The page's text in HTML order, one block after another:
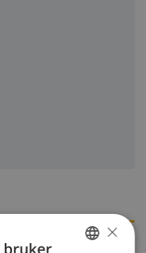
×
bruker